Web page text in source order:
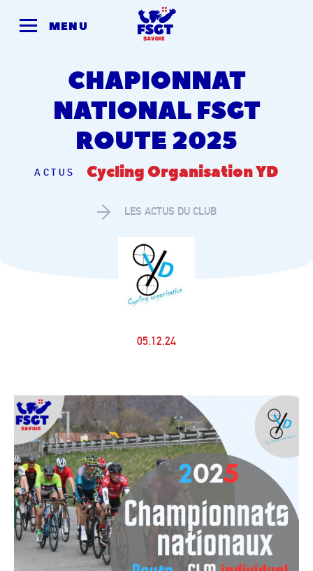
MENU
CHAPIONNAT
NATIONAL FSGT
ROUTE 2025
ACTUS Cycling Organisation YD
LES ACTUS DU CLUB
05.12.24